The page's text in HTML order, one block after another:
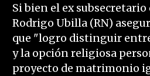
Si bien el ex
Rodrigo Ubilla (RN)
que "logro distinguir
y la opción religiosa
proyecto de matrimonio